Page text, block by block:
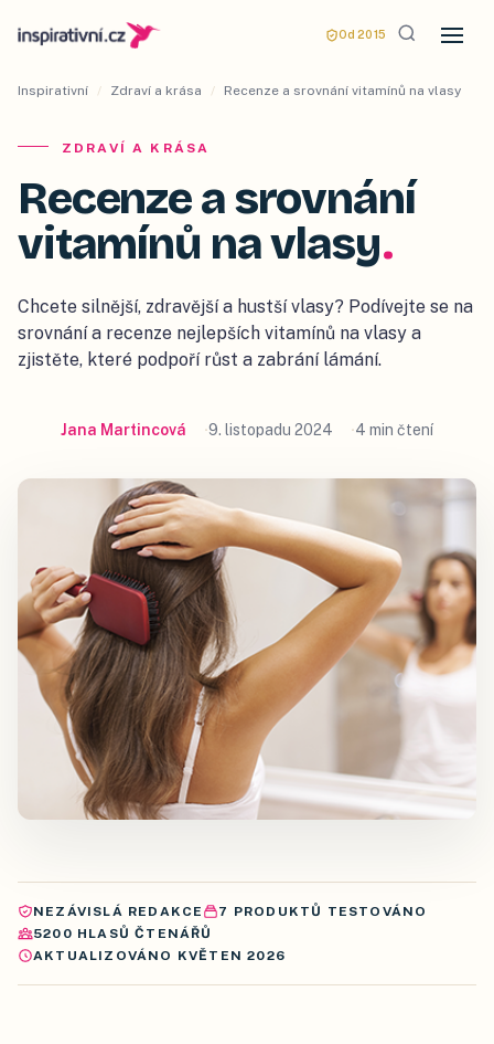
Od 2015
Inspirativní / Zdraví a krása / Recenze a srovnání vitamínů na vlasy
ZDRAVÍ A KRÁSA
Recenze a srovnání
vitamínů na vlasy.
Chcete silnější, zdravější a hustší vlasy? Podívejte se na
srovnání a recenze nejlepších vitamínů na vlasy a
zjistěte, které podpoří růst a zabrání lámání.
Jana Martincová 9. listopadu 2024 4 min čtení
NEZÁVISLÁ REDAKCE 7 PRODUKTŮ TESTOVÁNO
5200 HLASŮ ČTENÁŘŮ
AKTUALIZOVÁNO KVĚTEN 2026